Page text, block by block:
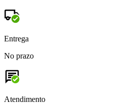
Entrega
No prazo
Atendimento